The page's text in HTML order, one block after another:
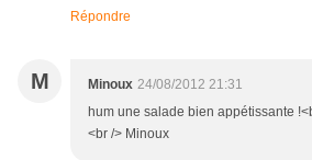
Répondre
M Minoux 24/08/2012 21:31
hum une salade bien appétissante
<br /> Minoux